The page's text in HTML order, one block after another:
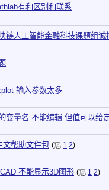
有和区别和联系
链人工智能金融科技课题组
输入参数太多
变量名 不能编辑 但值可以给
文帮助文件包 ( 1 2)
不能显示3D图形 ( 1 2)